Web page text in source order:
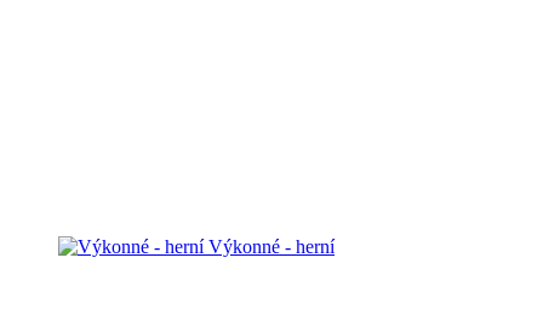
Výkonné - herní